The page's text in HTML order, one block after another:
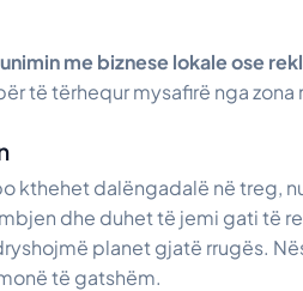
me biznese lokale ose
të tërhequr mysafirë nga zona
kthehet dalëngadalë në treg,
dhe duhet të jemi gati të
planet gjatë rrugës.
të gatshëm.